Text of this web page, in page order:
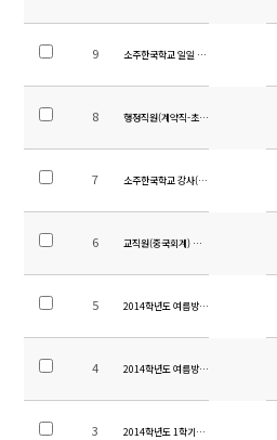
9 소주한국학교 일일 시정표 (2014.09.17
8 행정직원(계약직-초빙) 채용 공고
7 소주한국학교 강사(중국어, 영어) 채용 공
6 교직원(중국회계) 채용 공고
5 2014학년도 여름방학 중 전입 및 입학 안
4 2014학년도 여름방학 학년별 계획서
3 2014학년도 1학기말 학업성취도평가 범